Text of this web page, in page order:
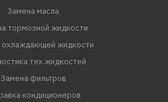
Замена масла
тормозной жидкости
охлаждающей жидкости
тех.жидкостей
Замена фильтров
кондиционеров